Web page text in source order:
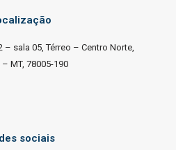
– sala 05, Térreo – Centro Norte,
MT, 78005-190
sociais